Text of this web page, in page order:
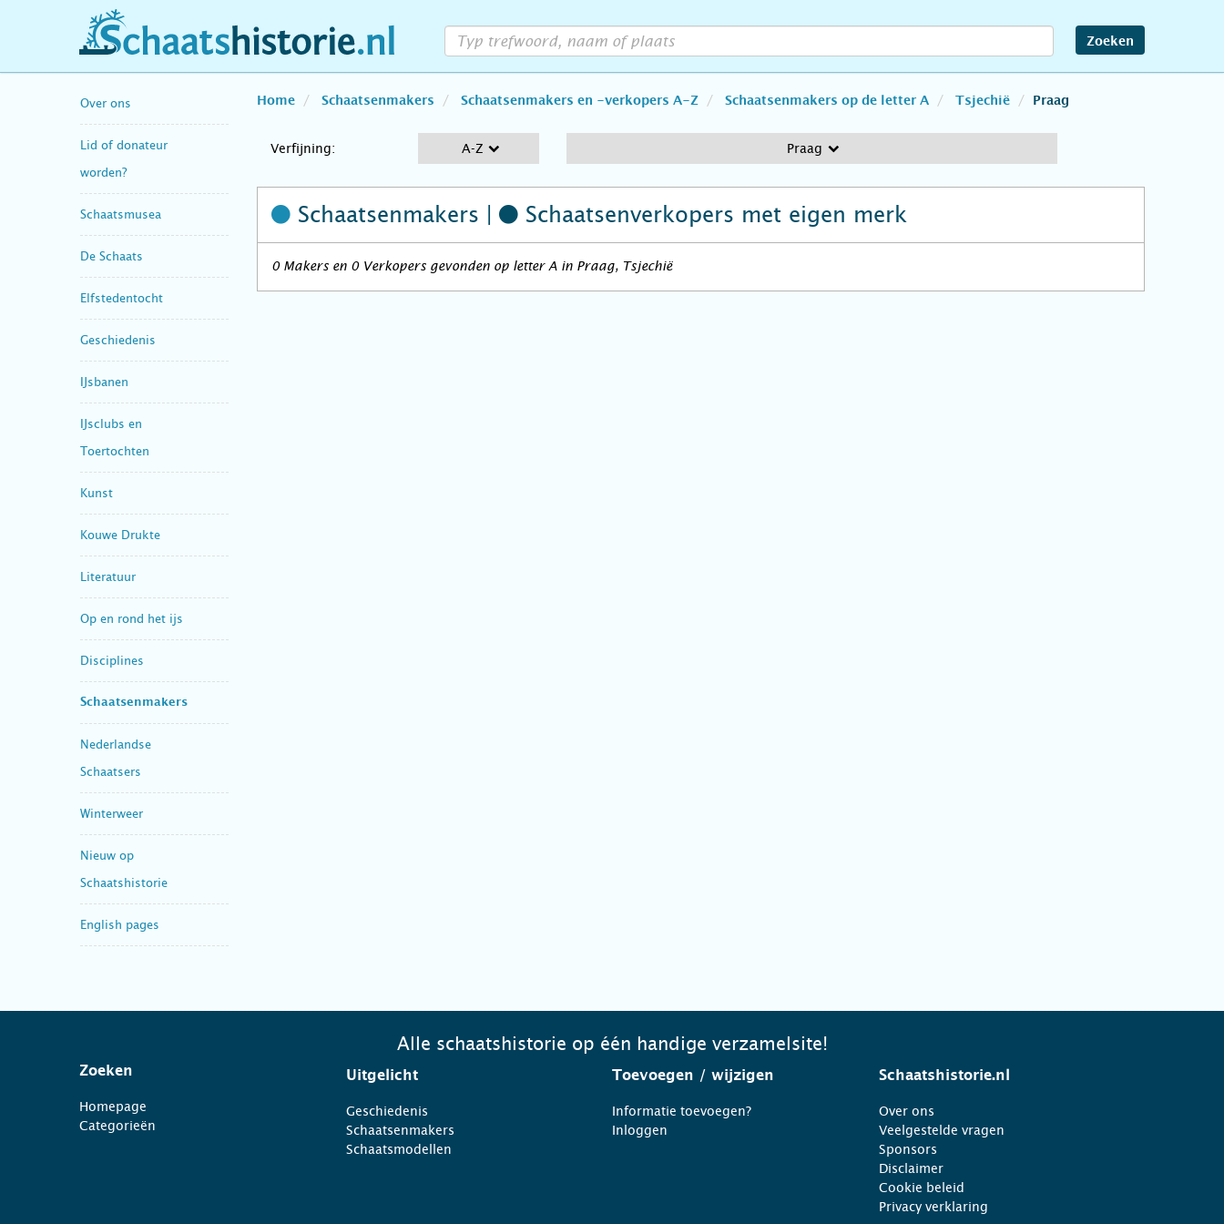
schaatshistorie.nl Zoeken
Over ons
Lid of donateur
worden?
Schaatsmusea
De Schaats
Elfstedentocht
Geschiedenis
IJsbanen
IJsclubs en
Toertochten
Kunst
Kouwe Drukte
Literatuur
Op en rond het ijs
Disciplines
Schaatsenmakers
Nederlandse
Schaatsers
Winterweer
Nieuw op
Schaatshistorie
English pages
Home Schaatsenmakers Schaatsenmakers en -verkopers A-Z Schaatsenmakers op de letter A Tsjechië Praag
Verfijning: A-Z Praag
Schaatsenmakers | Schaatsenverkopers met eigen merk
0 Makers en 0 Verkopers gevonden op letter A in Praag, Tsjechië
Alle schaatshistorie op één handige verzamelsite!
Zoeken
Homepage
Categorieën
Uitgelicht
Geschiedenis
Schaatsenmakers
Schaatsmodellen
Toevoegen / wijzigen
Informatie toevoegen?
Inloggen
Schaatshistorie.nl
Over ons
Veelgestelde vragen
Sponsors
Disclaimer
Cookie beleid
Privacy verklaring